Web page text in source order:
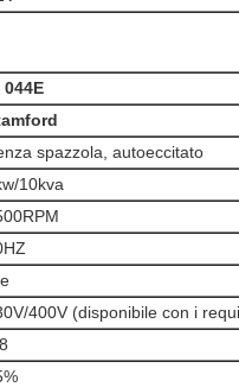
044E
spazzola, autoeccitato
10kva
400V (disponibile con i